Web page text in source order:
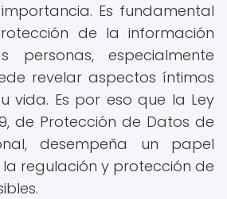
Es fundamental
de la información
personas, especialmente
revelar aspectos íntimos
vida. Es por eso que la Ley
de Protección de Datos de
desempeña un papel
regulación y protección de